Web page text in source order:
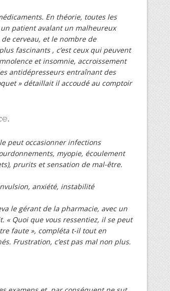
En théorie, toutes les
patient avalant un malheureux
cerveau, et le nombre de
fascinants , c’est ceux qui peuvent
et insomnie, accroissement
antidépresseurs entraînant des
» détaillait il accoudé au comptoir
peut occasionner infections
myopie, écoulement
prurits et sensation de mal-être.
anxiété, instabilité
le gérant de la pharmacie, avec un
« Quoi que vous ressentiez, il se peut
faute », compléta t-il tout en
Frustration, c’est pas mal non plus.